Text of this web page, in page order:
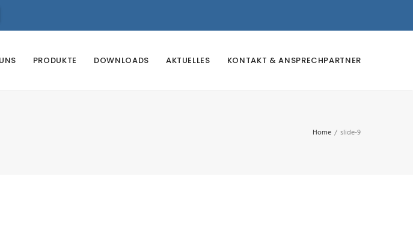
PRODUKTE DOWNLOADS AKTUELLES KONTAKT & ANSPRECHPARTNER
Home / slide-9